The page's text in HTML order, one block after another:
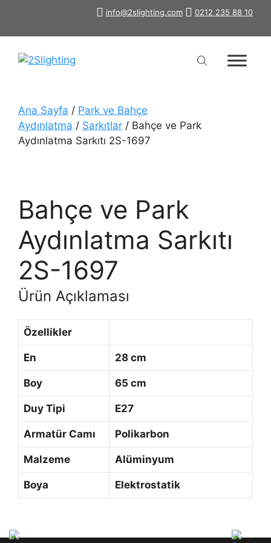
info@2slighting.com 0212 235 88 10
Ana Sayfa / Park ve Bahçe
Aydınlatma / Sarkıtlar / Bahçe ve Park
Aydınlatma Sarkıtı 2S-1697
Bahçe ve Park
Aydınlatma Sarkıtı
2S-1697
Ürün Açıklaması
Özellikler
En 28 cm
Boy 65 cm
Duy Tipi E27
Armatür Camı Polikarbon
Malzeme Alüminyum
Boya Elektrostatik